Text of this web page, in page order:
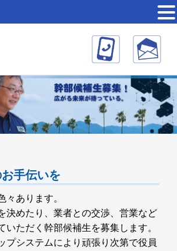
手伝いを
々あります。
決めたり、業者との交渉、営業など
いただく幹部候補生を募集します。
プシステムにより頑張り次第で役員